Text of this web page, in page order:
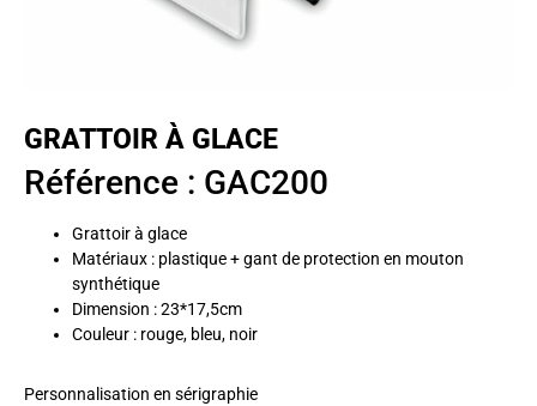
GRATTOIR À GLACE
Référence : GAC200
Grattoir à glace
Matériaux : plastique + gant de protection en mouton
synthétique
Dimension : 23*17,5cm
Couleur : rouge, bleu, noir
Personnalisation en sérigraphie